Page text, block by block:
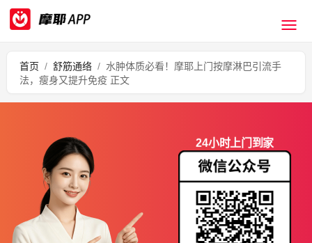
首页 / 舒筋通络 / 水肿体质必看！摩耶上门按摩淋巴引流手
法，瘦身又提升免疫 正文
24小时上门到家